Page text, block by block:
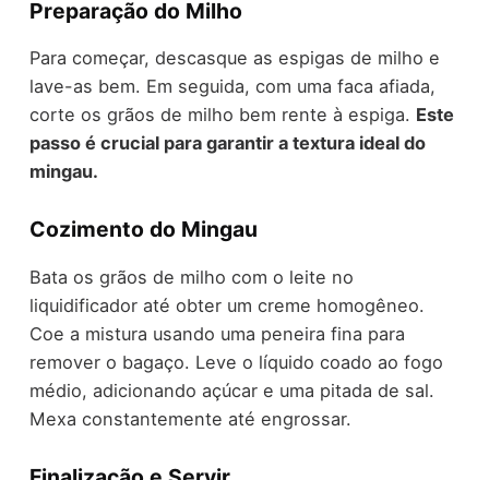
Preparação do Milho
Para começar, descasque as espigas de milho e
lave-as bem. Em seguida, com uma faca afiada,
corte os grãos de milho bem rente à espiga. Este
passo é crucial para garantir a textura ideal do
mingau.
Cozimento do Mingau
Bata os grãos de milho com o leite no
liquidificador até obter um creme homogêneo.
Coe a mistura usando uma peneira fina para
remover o bagaço. Leve o líquido coado ao fogo
médio, adicionando açúcar e uma pitada de sal.
Mexa constantemente até engrossar.